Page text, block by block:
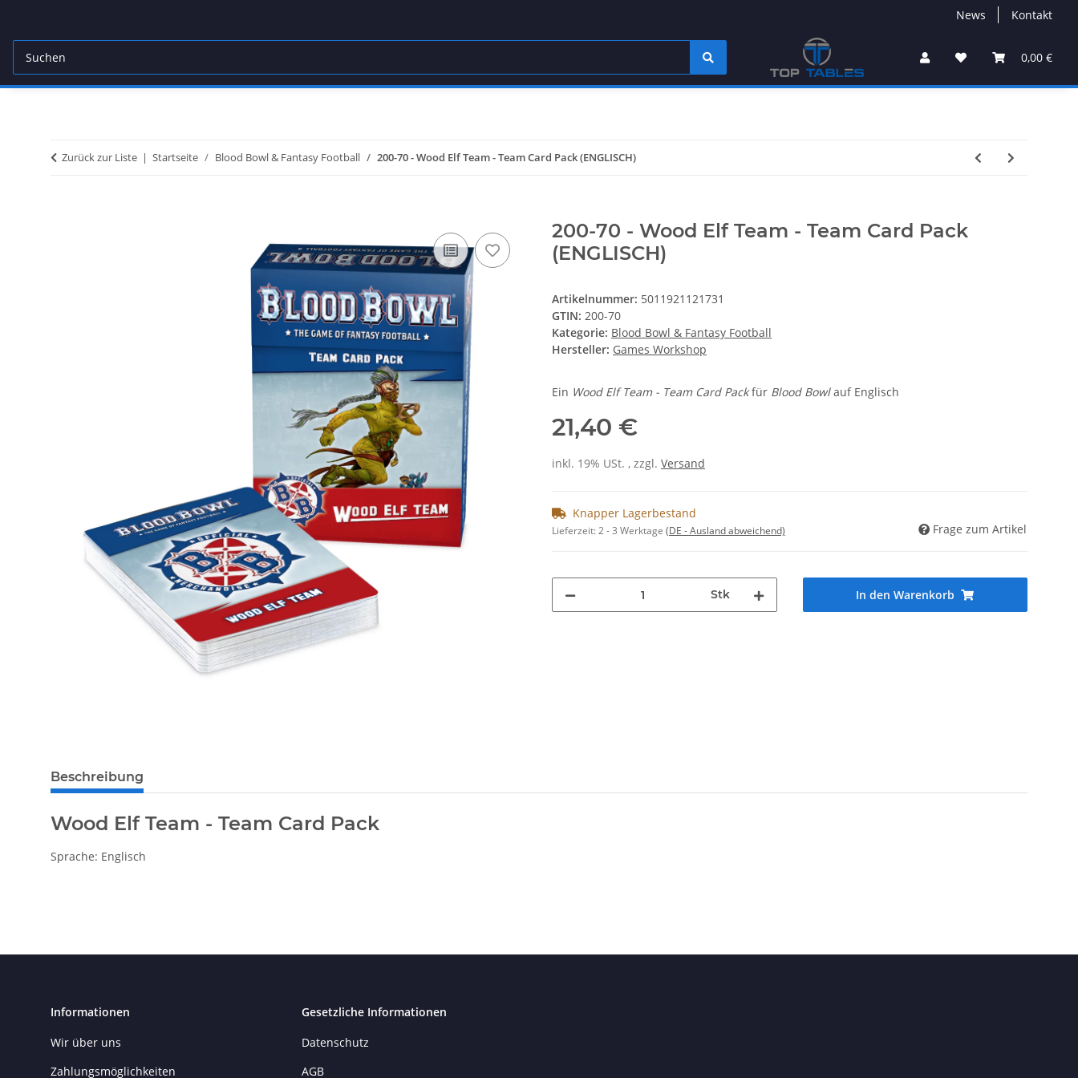
News Kontakt
0,00 €
Zurück zur Liste Startseite Blood Bowl & Fantasy Football 200-70 - Wood Elf Team - Team Card Pack (ENGLISCH)
200-70 - Wood Elf Team - Team Card Pack
(ENGLISCH)
Artikelnummer: 5011921121731
GTIN: 200-70
Kategorie: Blood Bowl & Fantasy Football
Hersteller: Games Workshop
Ein Wood Elf Team - Team Card Packfür Blood Bowlauf Englisch
21,40 €
inkl. 19% USt. , zzgl. Versand
Knapper Lagerbestand
Lieferzeit:2 - 3 Werktage (DE - Ausland abweichend) Frage zum Artikel
Stk In den Warenkorb
Beschreibung
Wood Elf Team - Team Card Pack
Sprache: Englisch
Informationen
Wir über uns
Zahlungsmöglichkeiten
Gesetzliche Informationen
Datenschutz
AGB